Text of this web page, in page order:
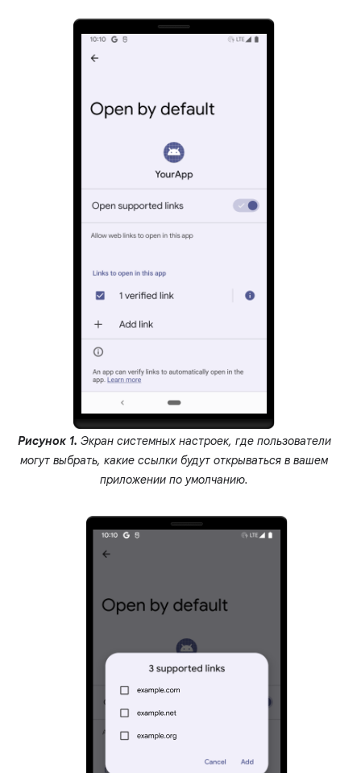
Рисунок 1. Экран системных настроек, где пользователи
могут выбрать, какие ссылки будут открываться в вашем
приложении по умолчанию.